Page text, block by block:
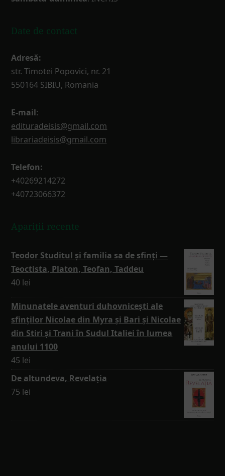
Date de contact
Adresă:
str. Timotei Popovici, nr. 21
550164 SIBIU, Romania
E-mail:
edituradeisis@gmail.com
librariadeisis@gmail.com
Telefon:
+40269214272
+40723066372
Apariții recente
Teodor Studitul și familia sa de sfinți —
Teoctista, Platon, Teofan, Taddeu
40 lei
Minunatele aventuri duhovnicești ale
sfinților Nicolae din Myra și Bari și Nicolae
din Stiri și Trani în Sudul Italiei în lumea
anului 1100
45 lei
De altundeva, Revelația
75 lei